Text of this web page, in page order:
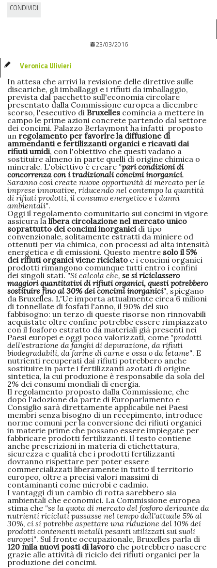
CONDIVIDI
23/03/2016
Veronica Ulivieri
In attesa che arrivi la revisione delle direttive sulle
discariche, gli imballaggi e i rifiuti da imballaggio,
prevista dal pacchetto sull'economia circolare
presentato dalla Commissione europea a dicembre
scorso, l'esecutivo di Bruxelles comincia a mettere in
campo le prime azioni concrete partendo dal settore
dei concimi. Palazzo Berlaymont ha infatti proposto
un regolamento per favorire la diffusione di
ammendanti e fertilizzanti organici e ricavati dai
rifiuti umidi, con l'obiettivo che questi vadano a
sostituire almeno in parte quelli di origine chimica o
minerale. L'obiettivo è creare "pari condizioni di
concorrenza con i tradizionali concimi inorganici.
Saranno così create nuove opportunità di mercato per le
imprese innovative, riducendo nel contempo la quantità
di rifiuti prodotti, il consumo energetico e i danni
ambientali".
Oggi il regolamento comunitario sui concimi in vigore
assicura la libera circolazione nel mercato unico
soprattutto dei concimi inorganicidi tipo
convenzionale, solitamente estratti da miniere od
ottenuti per via chimica, con processi ad alta intensità
energetica e di emissioni. Questo mentre solo il 5%
dei rifiuti organici viene riciclato e i concimi organici
prodotti rimangono comunque tutti entro i confini
dei singoli stati."Si calcola che, se si riciclassero
maggiori quantitativi di rifiuti organici, questi potrebbero
sostituire fino al 30% dei concimi inorganici", spiegano
da Bruxelles. L'Ue importa attualmente circa 6 milioni
di tonnellate di fosfati l'anno, il 90% del suo
fabbisogno: un terzo di queste risorse non rinnovabili
acquistate oltre confine potrebbe essere rimpiazzato
con il fosforo estratto da materiali già presenti nei
Paesi europei e oggi poco valorizzati, come "prodotti
dell'estrazione da fanghi di depurazione, da rifiuti
biodegradabili, da farine di carne e ossa o da letame". E
nutrienti recuperati dai rifiuti potrebbero anche
sostituire in parte i fertilizzanti azotati di origine
sintetica, la cui produzione è responsabile da sola del
2% dei consumi mondiali di energia.
Il regolamento proposto dalla Commissione, che
dopo l'adozione da parte di Europarlamento e
Consiglio sarà direttamente applicabile nei Paesi
membri senza bisogno di un recepimento, introduce
norme comuni per la conversione dei rifiuti organici
in materie prime che possano essere impiegate per
fabbricare prodotti fertilizzanti. Il testo contiene
anche prescrizioni in materia di etichettatura,
sicurezza e qualità che i prodotti fertilizzanti
dovranno rispettare per poter essere
commercializzati liberamente in tutto il territorio
europeo, oltre a precisi valori massimi di
contaminanti come microbi e cadmio.
I vantaggi di un cambio di rotta sarebbero sia
ambientali che economici. La Commissione europea
stima che "se la quota di mercato del fosforo derivante da
nutrienti riciclati passasse nel tempo dall'attuale 5% al
30%, ci si potrebbe aspettare una riduzione del 10% dei
prodotti contenenti metalli pesanti utilizzati sui suoli
europei". Sul fronte occupazionale, Bruxelles parla di
120 mila nuovi posti di lavoro che potrebbero nascere
grazie alle attività di riciclo dei rifiuti organici per la
produzione dei concimi.